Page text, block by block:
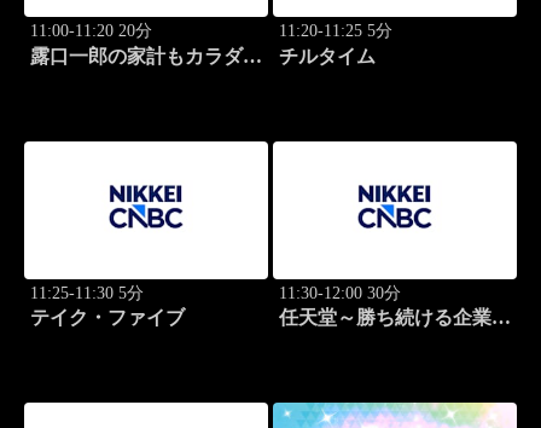
11:00-11:20 20分
露口一郎の家計もカラダも
11:20-11:25 5分
チルタイム
11:25-11:30 5分
テイク・ファイブ
11:30-12:00 30分
任天堂～勝ち続ける企業の